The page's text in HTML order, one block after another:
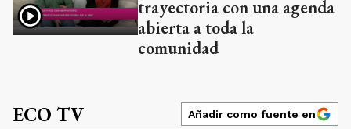
trayectoria con una agenda
abierta a toda la
comunidad
ECO TV Añadir como fuente en